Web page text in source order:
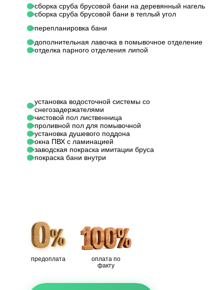
сборка сруба брусовой бани на деревянный нагель
сборка сруба брусовой бани в теплый угол
перепланировка бани
дополнительная лавочка в помывочное отделение
отделка парного отделения липой
оплата по
факту
установка водосточной системы со
снегозадержателями
чистовой пол лиственница
проливной пол для помывочной
установка душевого поддона
окна ПВХ с ламинацией
заводская покраска имитации бруса
покраска бани внутри
предоплата